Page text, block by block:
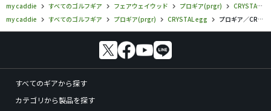
my caddie すべてのゴルフギア フェアウェイウッド プロギア(prgr)
CRYSTAL egg
my caddie
すべてのゴルフギア プロギア(prgr) CRYSTAL egg プロギア／CRYSTAL egg／CRYSTAL egg（クリスタル・エッグ）フェアウェイウッドの口コミ評価
すべてのギアから探す
カテゴリから製品を探す